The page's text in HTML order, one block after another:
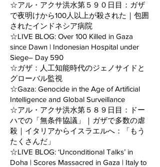
☆アル・アクサ洪水第５９０日目：ガザ
で夜明けから100人以上が殺された｜包囲
されたインドネシア病院
☆LIVE BLOG: Over 100 Killed in Gaza
since Dawn | Indonesian Hospital under
Siege– Day 590
☆ガザ：人工知能時代のジェノサイドと
グローバル監視
☆Gaza: Genocide in the Age of Artificial
Intelligence and Global Surveillance
☆アル・アクサ洪水第５８９日目：ドー
ハでの「無条件協議」｜ガザで多数の虐
殺｜イタリアからイスラエルへ：「もう
たくさんだ」
☆LIVE BLOG: ‘Unconditional Talks’ in
Doha | Scores Massacred in Gaza | Italy to